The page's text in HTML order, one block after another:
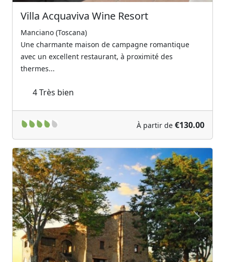
Villa Acquaviva Wine Resort
Manciano (Toscana)
Une charmante maison de campagne romantique
avec un excellent restaurant, à proximité des
thermes...
4Très bien
À partir de €130.00
Previous Next